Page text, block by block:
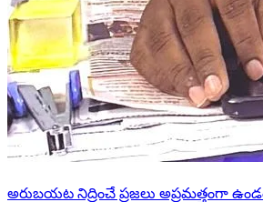
అరుబయట నిద్రించే ప్రజలు అప్రమత్తంగా